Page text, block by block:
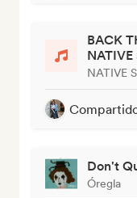
BACK
NATIVE
NATIVE
Don't
Óregla